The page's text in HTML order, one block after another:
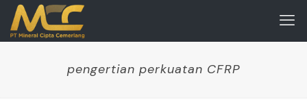
pengertian perkuatan CFRP